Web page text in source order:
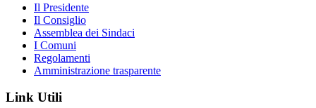
Il Presidente
Il Consiglio
Assemblea dei Sindaci
I Comuni
Regolamenti
Amministrazione trasparente
Link Utili